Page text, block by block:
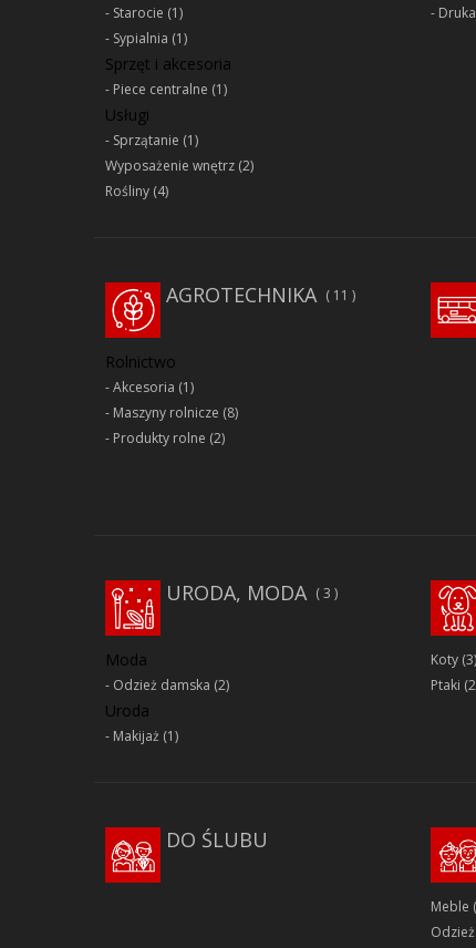
Starocie (1)
Sypialnia (1)
Sprzęt i akcesoria
Piece centralne (1)
Usługi
Sprzątanie (1)
Wyposażenie wnętrz (2)
Rośliny (4)
AGROTECHNIKA 11
Rolnictwo
Akcesoria (1)
Maszyny rolnicze (8)
Produkty rolne (2)
URODA, MODA 3
Moda
Odzież damska (2)
Uroda
Makijaż (1)
Koty(3)
Ptaki
DO ŚLUBU
Meble